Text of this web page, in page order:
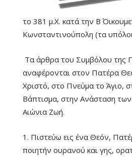
το 381 μ.Χ. κατά την Β΄
Κωνσταντινούπολη (τα
Τα άρθρα του Συμβόλου της
αναφέρονται στον Πατέρα
Χριστό, στο Πνεύμα το Άγιο,
Βάπτισμα, στην Ανάσταση
Αιώνια Ζωή.
1. Πιστεύω εις ένα Θεόν,
ποιητήν ουρανού και γης,